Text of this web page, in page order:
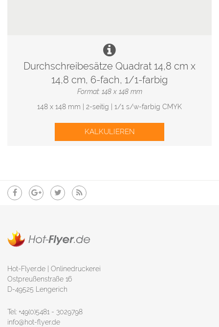
Durchschreibesätze Quadrat 14,8 cm x
14,8 cm, 6-fach, 1/1-farbig
Format: 148 x 148 mm
148 x 148 mm | 2-seitig | 1/1 s/w-farbig CMYK
KALKULIEREN
Hot-Flyer.de | Onlinedruckerei
Ostpreußenstraße 16
D-49525 Lengerich
Tel: +49(0)5481 - 3029798
info@hot-flyer.de